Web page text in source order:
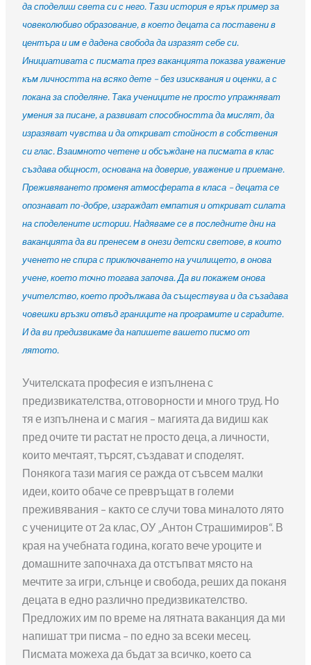
да споделиш света си с него. Тази история е ярък пример за
човеколюбиво образование, в което децата са поставени в
центъра и им е дадена свобода да изразят себе си.
Инициативата с писмата през ваканцията показва уважение
към личността на всяко дете – без изисквания и оценки, а с
покана за споделяне. Така учениците не просто упражняват
умения за писане, а развиват способността да мислят, да
изразяват чувства и да откриват стойност в собствения
си глас. Взаимното четене и обсъждане на писмата в клас
създава общност, основана на доверие, уважение и приемане.
Преживяването променя атмосферата в класа – децата се
опознават по-добре, изграждат емпатия и откриват силата
на споделените истории. Надяваме се в последните дни на
ваканцията да ви пренесем в онези детски светове, в които
ученето не спира с приключването на училището, в онова
учене, което точно тогава започва. Да ви покажем онова
учителство, което продължава да съществува и да съзадава
човешки връзки отвъд границите на програмите и сградите.
И да ви предизвикаме да напишете вашето писмо от
лятото.
Учителската професия е изпълнена с
предизвикателства, отговорности и много труд. Но
тя е изпълнена и с магия – магията да видиш как
пред очите ти растат не просто деца, а личности,
които мечтаят, търсят, създават и споделят.
Понякога тази магия се ражда от съвсем малки
идеи, които обаче се превръщат в големи
преживявания – както се случи това миналото лято
с учениците от 2а клас, ОУ „Антон Страшимиров“. В
края на учебната година, когато вече уроците и
домашните започнаха да отстъпват място на
мечтите за игри, слънце и свобода, реших да поканя
децата в едно различно предизвикателство.
Предложих им по време на лятната ваканция да ми
напишат три писма – по едно за всеки месец.
Писмата можеха да бъдат за всичко, което са